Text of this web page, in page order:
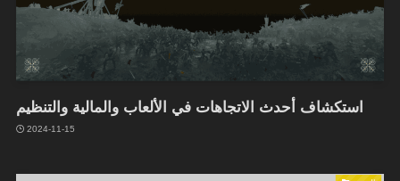
استكشاف أحدث الاتجاهات في الألعاب والمالية والتنظيم
2024-11-15